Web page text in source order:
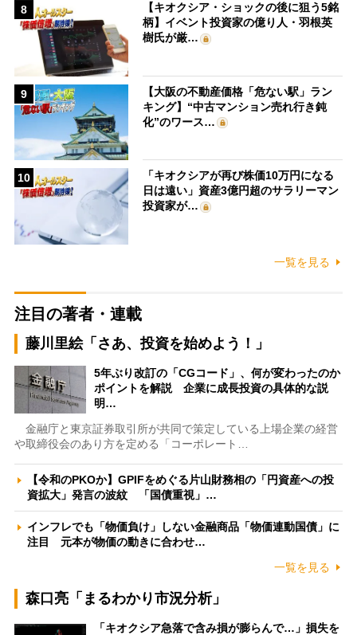
8
【キオクシア・ショックの後に狙う5銘
柄】イベント投資家の億り人・羽根英
樹氏が厳…
9
【大阪の不動産価格「危ない駅」ラン
キング】“中古マンション売れ行き鈍
化”のワース…
10
「キオクシアが再び株価10万円になる
日は遠い」資産3億円超のサラリーマン
投資家が…
一覧を見る
注目の著者・連載
藤川里絵「さあ、投資を始めよう！」
5年ぶり改訂の「CGコード」、何が変わったのか
ポイントを解説 企業に成長投資の具体的な説
明…
金融庁と東京証券取引所が共同で策定している上場企業の経営
や取締役会のあり方を定める「コーポレート…
【令和のPKOか】GPIFをめぐる片山財務相の「円資産への投
資拡大」発言の波紋 「国債重視」…
インフレでも「物価負け」しない金融商品「物価連動国債」に
注目 元本が物価の動きに合わせ…
一覧を見る
森口亮「まるわかり市況分析」
「キオクシア急落で含み損が膨らんで…」損失を